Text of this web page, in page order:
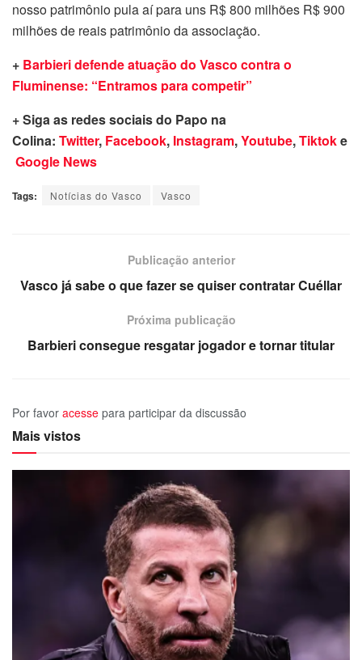
nosso patrimônio pula aí para uns R$ 800 milhões R$ 900
milhões de reais patrimônio da associação.
+ Barbieri defende atuação do Vasco contra o
Fluminense: “Entramos para competir”
+ Siga as redes sociais do Papo na
Colina: Twitter, Facebook, Instagram,Youtube,Tiktoke
Google News
Tags: Notícias do Vasco Vasco
Publicação anterior
Vasco já sabe o que fazer se quiser contratar Cuéllar
Próxima publicação
Barbieri consegue resgatar jogador e tornar titular
Por favor acesse para participar da discussão
Mais vistos